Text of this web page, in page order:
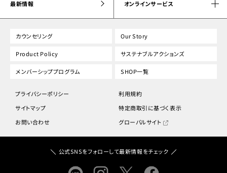
最新情報 オンラインサービス
カウンセリング Our Story
Product Policy サステナブルアクションズ
メンバーシッププログラム SHOP一覧
プライバシーポリシー
利用規約
サイトマップ
特定商取引に基づく表示
お問い合わせ
グローバルサイト
公式SNSをフォローして最新情報をチェック